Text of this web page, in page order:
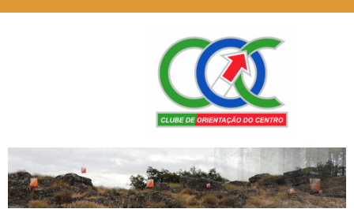
COC – CLUBE DE
ORIENTAÇÃO DO
CENTRO
Da floresta trazemos
muitas histórias para
contar, mas não deixamos
mais que algumas
pegadas